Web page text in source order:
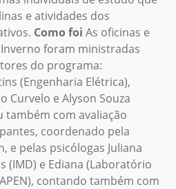
e atividades dos
Como foi As oficinas e
foram ministradas
do programa:
(Engenharia Elétrica),
Curvelo e Alyson Souza
também com avaliação
coordenado pela
e pelas psicólogas Juliana
(IMD) e Ediana (Laboratório
contando também com